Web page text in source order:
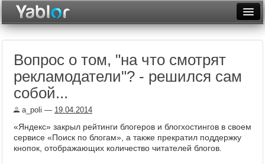
Неделя
Месяц
Архив
Фототоп
Вопрос о том, "на что смотрят
рекламодатели"? - решился сам
собой...
a_poli — 19.04.2014
«Яндекс» закрыл рейтинги блогеров и блогхостингов в своем
сервисе «Поиск по блогам», а также прекратил поддержку
кнопок, отображающих количество читателей блогов.